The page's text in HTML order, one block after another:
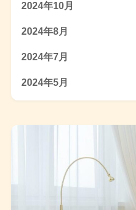
2024年10月
2024年8月
2024年7月
2024年5月